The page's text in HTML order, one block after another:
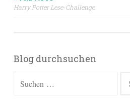
Harry Potter Lese-Challenge
Blog durchsuchen
Suchen